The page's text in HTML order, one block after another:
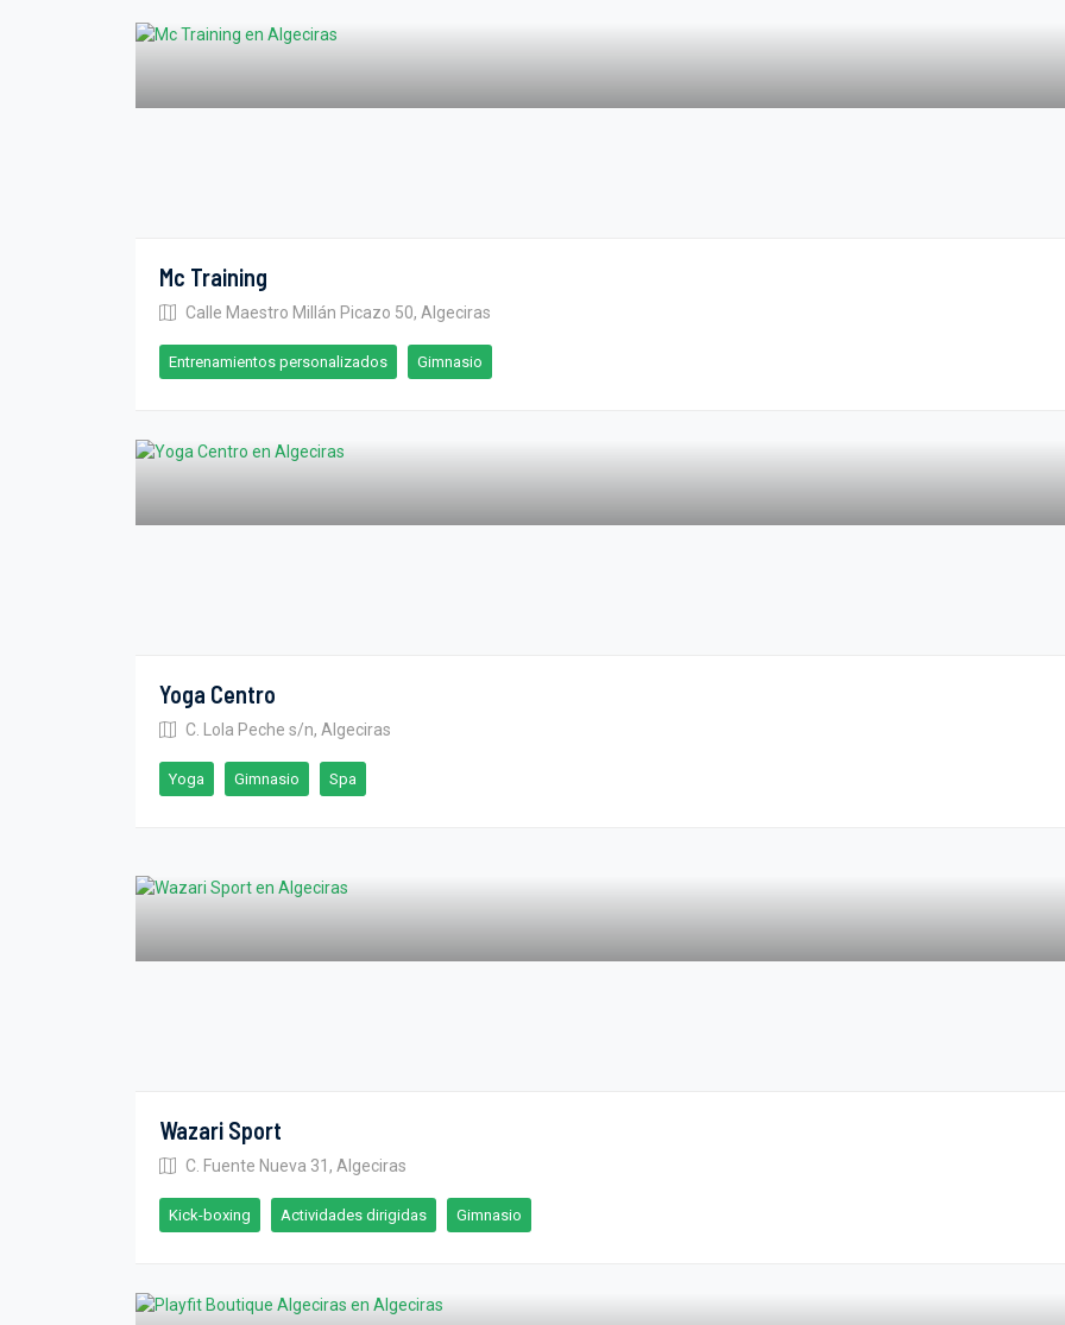
Mc Training
Calle Maestro Millán Picazo 50, Algeciras
Entrenamientos personalizados Gimnasio
Yoga Centro
C. Lola Peche s/n, Algeciras
Yoga Gimnasio Spa
Wazari Sport
C. Fuente Nueva 31, Algeciras
Kick-boxing Actividades dirigidas Gimnasio